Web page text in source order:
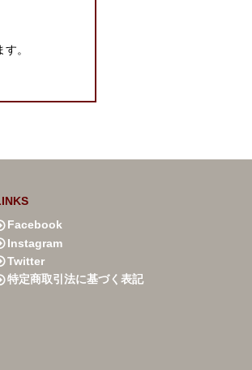
。
Facebook
Instagram
Twitter
特定商取引法に基づく表記